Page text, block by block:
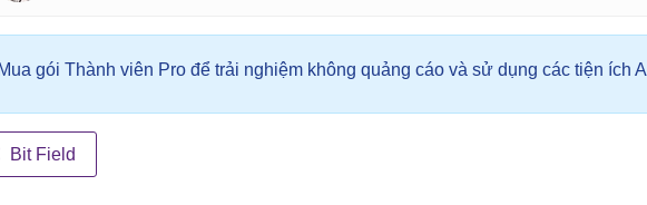
Mua gói Thành viên Pro để trải nghiệm không quảng cáo và sử dụng các tiện ích AI
Bit Field